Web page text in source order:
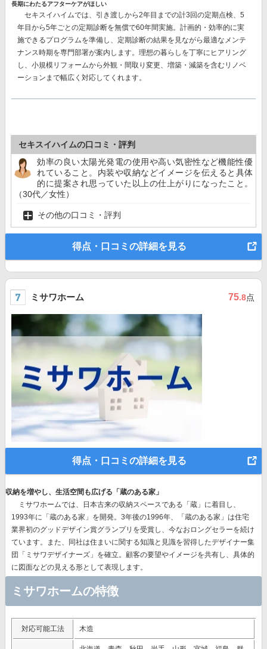
長期にわたるアフターケアがほしい
セキスイハイムでは、 引き渡しから2年目までの計3回の定期点検、 5
年目から5年ごとの定期診断を無償で60年間実施。計画的・効率的に実
施できるプログラムを準備し、定期診断の結果を見ながら最適なメンテ
ナンス時期を専門部署が案内します。理想の暮らしを丁寧にヒアリング
し、小規模リフォームから外観・間取り変更、増築・減築を含むリノベ
ーションまで幅広く対応してくれます。
セキスイハイムの口コミ・評判
効率の良い太陽光発電の使用や高い気密性など機能性優
れていること。内装や収納などイメージを伝えると具体
的に提案され思っていた以上の仕上がりになったこと。
（30代／女性）
その他の口コミ・評判
得点・口コミの詳細を見る
ミサワホーム 75.8点
得点・口コミの詳細を見る
収納を増やし、生活空間も広げる「蔵のある家」
ミサワホームでは、
日本古来の収納スペースである「蔵」に着目 し、
1993年に「蔵のある家」を開発。3年後の1996年、
「蔵のある家」は住宅
業界初のグッドデザイン賞グランプリを受賞し、今なおロングセラーを続け
ています。また、同社は住まいに関する知識と見識を習得したデザイナー集
団「ミサワデザイナーズ」を確立。顧客の要望やイメージを共有し、具体的
に図面などの見える形として表現します。
ミサワホームの特徴
対応可能工法 木造